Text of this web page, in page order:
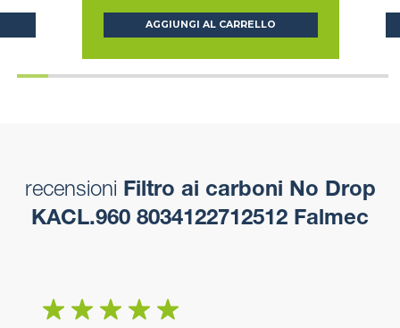
AGGIUNGI AL CARRELLO
recensioni Filtro ai carboni No Drop
KACL.960 8034122712512 Falmec